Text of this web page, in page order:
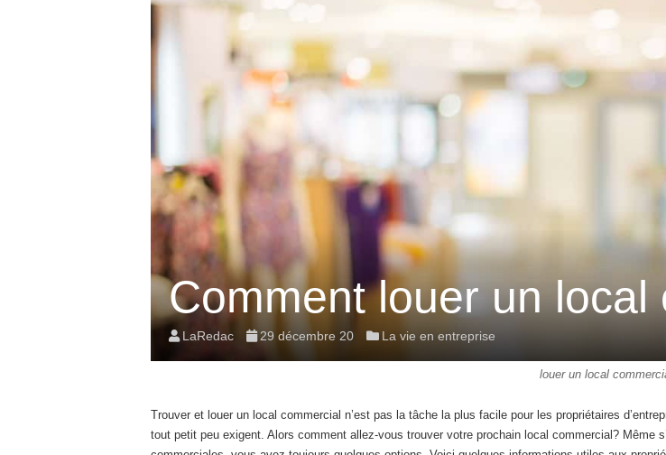
Comment louer un local
LaRedac 29 décembre 20 La vie en entreprise
louer un local
Trouver et louer un local commercial n’est pas la tâche la plus facile pour les propriétaires
tout petit peu exigent. Alors comment allez-vous trouver votre prochain local commercial? Même